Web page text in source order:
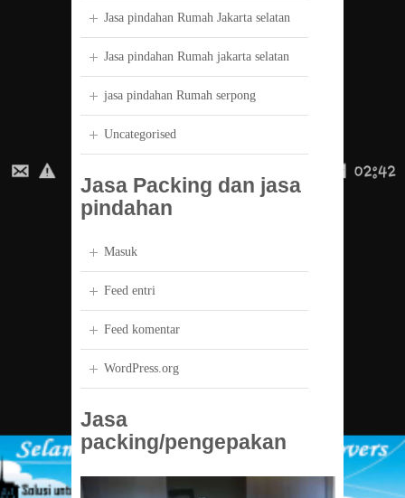
Jasa pindahan Rumah Jakarta selatan
Jasa pindahan Rumah jakarta selatan
jasa pindahan Rumah serpong
Uncategorised
Jasa Packing dan jasa
pindahan
Masuk
Feed entri
Feed komentar
WordPress.org
Jasa
packing/pengepakan
Pemutar